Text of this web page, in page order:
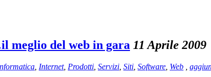
meglio del web in gara 11 Aprile 2009
Internet, Prodotti Servizi Siti Software Web